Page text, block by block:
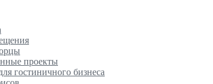
проекты
гостиничного бизнеса